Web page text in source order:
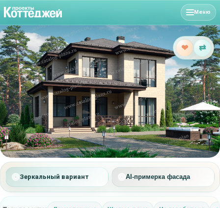
Меню
Зеркальный вариант AI-примерка фасада
❤ ⇄